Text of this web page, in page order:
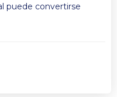
puede convertirse